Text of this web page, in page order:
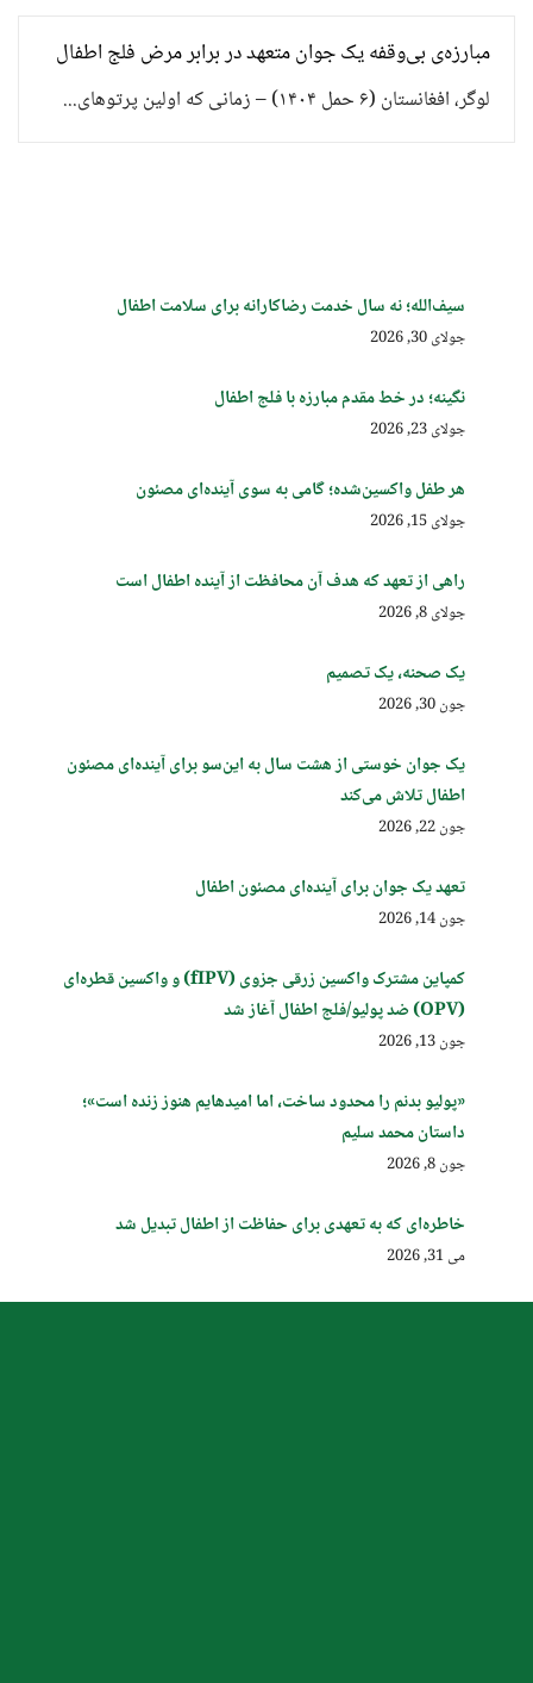
مبارزه‌ی بی‌وقفه یک جوان متعهد در برابر مرض فلج اطفال
لوگر، افغانستان (۶ حمل ۱۴۰۴) – زمانی که اولین پرتوهای...
سیف‌الله؛ نه سال خدمت رضاکارانه برای سلامت اطفال
جولای 30, 2026
نگینه؛ در خط مقدم مبارزه با فلج اطفال
جولای 23, 2026
هر طفل واکسین‌شده؛ گامی به سوی آینده‌ای مصئون
جولای 15, 2026
راهی از تعهد که هدف آن محافظت از آینده اطفال است
جولای 8, 2026
یک صحنه، یک تصمیم
جون 30, 2026
یک جوان خوستی از هشت سال به این‌سو برای آینده‌ای مصئون
اطفال تلاش می‌کند
جون 22, 2026
تعهد یک جوان برای آینده‌ای مصئون اطفال
جون 14, 2026
کمپاین مشترک واکسین زرقی جزوی (fIPV) و واکسین قطره‌ای
(OPV) ضد پولیو/فلج اطفال آغاز شد
جون 13, 2026
«پولیو بدنم را محدود ساخت، اما امیدهایم هنوز زنده است»؛
داستان محمد سلیم
جون 8, 2026
خاطره‌ای که به تعهدی برای حفاظت از اطفال تبدیل شد
می 31, 2026